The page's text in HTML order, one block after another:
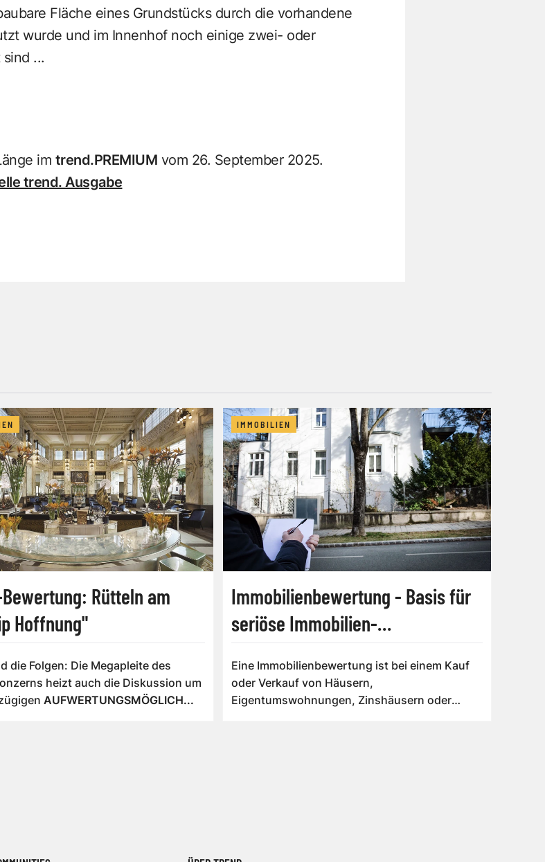
Fläche eines Grundstücks durch die vorhandene
wurde und im Innenhof noch einige zwei- oder
...
im trend.PREMIUM vom 26. September 2025.
trend. Ausgabe
Rütteln am
Hoffnung"
die Folgen: Die Megapleite des
heizt auch die Diskussion um
AUFWERTUNGSMÖGLICH...
IMMOBILIEN
Immobilienbewertung - Basis für
seriöse Immobilien-
Eine Immobilienbewertung ist bei einem Kauf
oder Verkauf von Häusern,
Eigentumswohnungen, Zinshäusern oder